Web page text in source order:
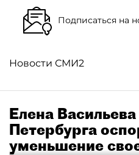
Подписаться на
Новости СМИ2
Елена
Петербурга
уменьшение